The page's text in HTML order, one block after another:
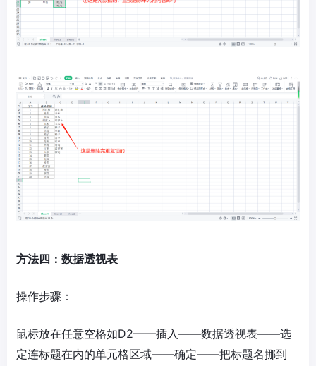
方法四：数据透视表
操作步骤：
鼠标放在任意空格如D2——插入——数据透视表——选
定连标题在内的单元格区域——确定——把标题名挪到